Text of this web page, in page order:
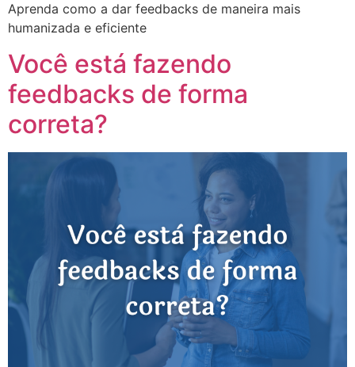
Aprenda como a dar feedbacks de maneira mais
humanizada e eficiente
Você está fazendo
feedbacks de forma
correta?